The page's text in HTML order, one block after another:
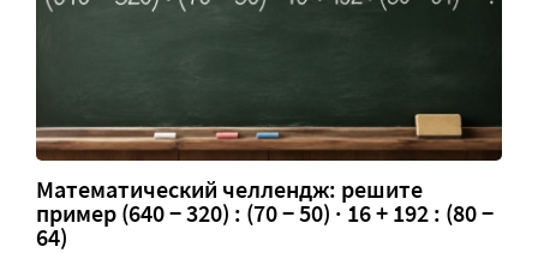
Математический челлендж: решите
пример (640 − 320) : (70 − 50) · 16 + 192 : (80 −
64)